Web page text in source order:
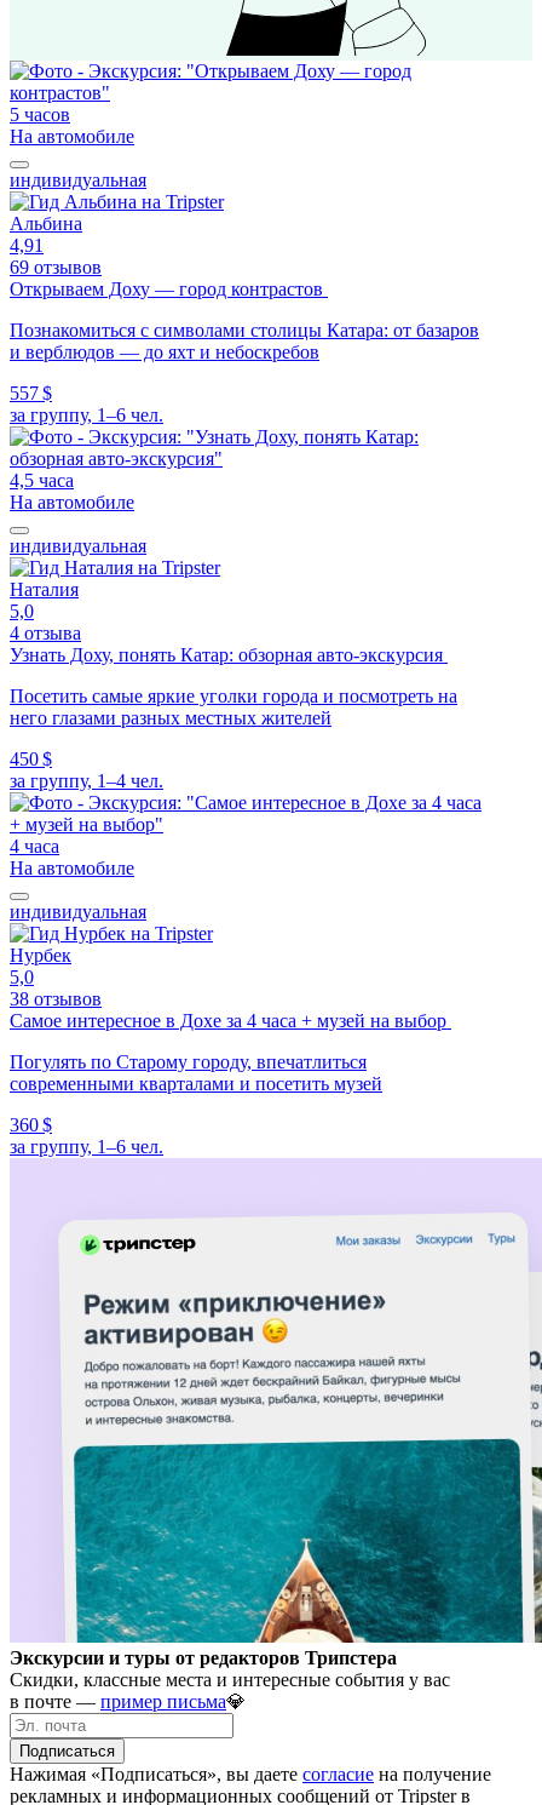
5 часов
На автомобиле
индивидуальная
Альбина
4,91
69 отзывов
Открываем Доху — город контрастов
Познакомиться с символами столицы Катара: от базаров
и верблюдов — до яхт и небоскребов
557 $
за группу, 1–6 чел.
4,5 часа
На автомобиле
индивидуальная
Наталия
5,0
4 отзыва
Узнать Доху, понять Катар: обзорная авто-экскурсия
Посетить самые яркие уголки города и посмотреть на
него глазами разных местных жителей
450 $
за группу, 1–4 чел.
4 часа
На автомобиле
индивидуальная
Нурбек
5,0
38 отзывов
Самое интересное в Дохе за 4 часа + музей на выбор
Погулять по Старому городу, впечатлиться
современными кварталами и посетить музей
360 $
за группу, 1–6 чел.
Экскурсии и туры от редакторов Трипстера
Скидки, классные места и интересные события у вас
в почте — пример письма💎
Подписаться
Нажимая «Подписаться», вы даете согласие на получение
рекламных и информационных сообщений от Tripster в